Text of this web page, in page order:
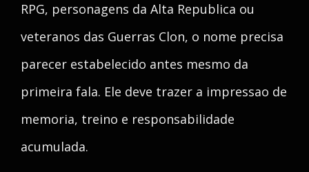
RPG, personagens da Alta Republica ou
veteranos das Guerras Clon, o nome precisa
parecer estabelecido antes mesmo da
primeira fala. Ele deve trazer a impressao de
memoria, treino e responsabilidade
acumulada.